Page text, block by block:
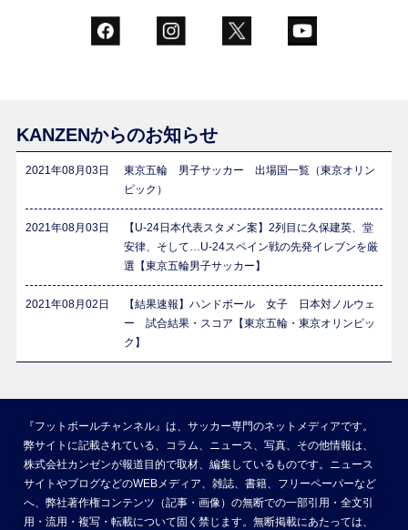
KANZENからのお知らせ
2021年08月03日
東京五輪 男子サッカー 出場国一覧（東京オリン
ピック）
2021年08月03日
【U-24日本代表スタメン案】2列目に久保建英、堂
安律、そして…U-24スペイン戦の先発イレブンを厳
選【東京五輪男子サッカー】
2021年08月02日
【結果速報】ハンドボール 女子 日本対ノルウェ
ー 試合結果・スコア【東京五輪・東京オリンピッ
ク】
『フットボールチャンネル』は、サッカー専門のネットメディアです。
弊サイトに記載されている、コラム、ニュース、写真、その他情報は、
株式会社カンゼンが報道目的で取材、編集しているものです。ニュース
サイトやブログなどのWEBメディア、雑誌、書籍、フリーペーパーなど
へ、弊社著作権コンテンツ（記事・画像）の無断での一部引用・全文引
用・流用・複写・転載について固く禁じます。無断掲載にあたっては、